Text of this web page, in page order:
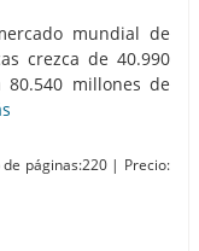
mundial de
crezca de 40.990
millones de
páginas:220 | Precio: